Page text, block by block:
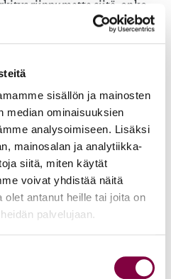
sisällön ja mainosten
median ominaisuuksien
analysoimiseen. Lisäksi
mainosalan ja analytiikka-
siitä, miten käytät
voivat yhdistää näitä
olet antanut heille tai joita on
palvelujaan.
riippumatta siitä, onko
kiellettyä
kaikenasteiseen
kaikkia osapuolia
työyhteisössä
terveyden
terveys on jo ehtinyt
aloittamaan
kiusaamisepäily tulisi ottaa
kiusatun tulee kuitenkin itse